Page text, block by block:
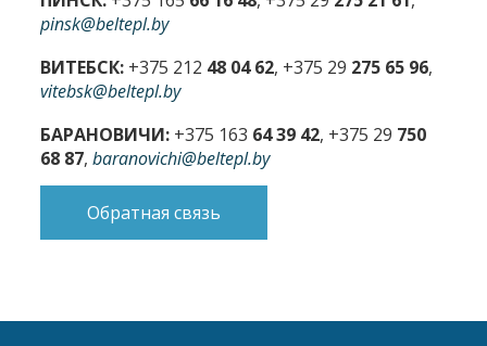
pinsk@beltepl.by
ВИТЕБСК: +375 212 48 04 62, +375 29 275 65 96,
vitebsk@beltepl.by
БАРАНОВИЧИ: +375 163 64 39 42, +375 29 750
68 87,baranovichi@beltepl.by
Обратная связь